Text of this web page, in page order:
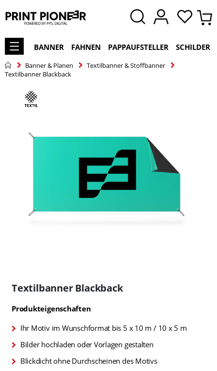
BANNER FAHNEN PAPPAUFSTELLER SCHILDER
Banner & Planen
Textilbanner & Stoffbanner
Textilbanner Blackback
Ende
Anfang
der
springen
Textilbanner Blackback
Produkteigenschaften
Ihr Motiv im Wunschformat bis 5 x 10 m / 10 x 5 m
Bilder hochladen oder Vorlagen gestalten
Blickdicht ohne Durchscheinen des Motivs